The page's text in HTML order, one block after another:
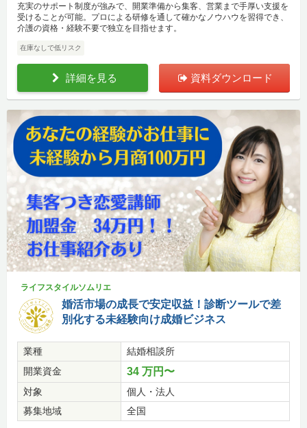
充実のサポート制度が強みで、開業準備から集客、営業まで手厚い支援を
受けることが可能。プロによる研修を通して確かなノウハウを習得でき、
介護の資格・経験不要で独立を目指せます。
在庫なしで低リスク
詳細を見る 資料ダウンロード
ライフスタイルソムリエ
婚活市場の成長で安定収益！診断ツールで差
別化する未経験向け成婚ビジネス
業種
結婚相談所
開業資金
34 万円〜
対象
個人・法人
募集地域
全国